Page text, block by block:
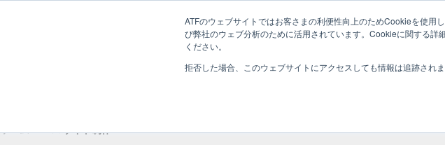
ATFのウェブサイトではお客さまの利便性向上のためCookieを使用
び弊社のウェブ分析のために活用されています。Cookieに関する
ください。
拒否した場合、このウェブサイトにアクセスしても情報は追跡され
Web制作考え方 サービスメニュー